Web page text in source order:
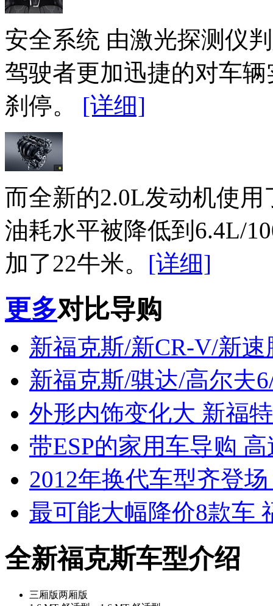
安全系统 由激光探测仪
驾驶者更加迅捷的对车
刹停。 [详细]
而全新的2.0L发动机使
油耗水平被降低到6.4L/
加了22牛米。 [详细]
更多对比导购
新福克斯/新CR-V/新
新福克斯/骐达/高尔夫
外形内饰变化大 新福
带ESP的家用车导购
2012年换代车型齐登
最可能大幅降价8款车
全新福克斯车型介绍
三厢版两厢版